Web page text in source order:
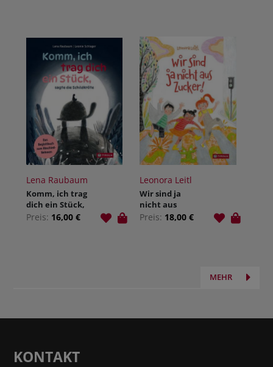
Lena Raubaum
Komm, ich trag
dich ein Stück,
sagte die
Preis: 16,00 €
Leonora Leitl
Wir sind ja
nicht aus
Zucker
Preis: 18,00 €
MEHR
KONTAKT